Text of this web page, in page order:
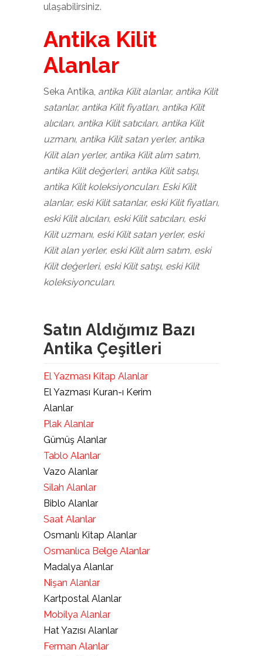
ulaşabilirsiniz.
Antika Kilit
Alanlar
Seka Antika, antika Kilit alanlar, antika Kilit
satanlar, antika Kilit fiyatları, antika Kilit
alıcıları, antika Kilit satıcıları, antika Kilit
uzmanı, antika Kilit satan yerler, antika
Kilit alan yerler, antika Kilit alım satım,
antika Kilit değerleri, antika Kilit satışı,
antika Kilit koleksiyoncuları. Eski Kilit
alanlar, eski Kilit satanlar, eski Kilit fiyatları,
eski Kilit alıcıları, eski Kilit satıcıları, eski
Kilit uzmanı, eski Kilit satan yerler, eski
Kilit alan yerler, eski Kilit alım satım, eski
Kilit değerleri, eski Kilit satışı, eski Kilit
koleksiyoncuları.
Satın Aldığımız Bazı
Antika Çeşitleri
El Yazması Kitap Alanlar
El Yazması Kuran-ı Kerim
Alanlar
Plak Alanlar
Gümüş Alanlar
Tablo Alanlar
Vazo Alanlar
Silah Alanlar
Biblo Alanlar
Saat Alanlar
Osmanlı Kitap Alanlar
Osmanlıca Belge Alanlar
Madalya Alanlar
Nişan Alanlar
Kartpostal Alanlar
Mobilya Alanlar
Hat Yazısı Alanlar
Ferman Alanlar